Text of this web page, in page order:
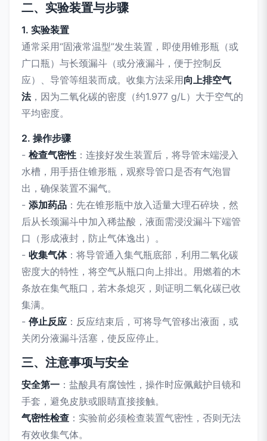
二、实验装置与步骤
1. 实验装置
通常采用“固液常温型”发生装置，即使用锥形瓶（或
广口瓶）与长颈漏斗（或分液漏斗，便于控制反
应）、导管等组装而成。收集方法采用向上排空气
法，因为二氧化碳的密度（约1.977 g/L）大于空气的
平均密度。
2. 操作步骤
- 检查气密性 ：连接好发生装置后，将导管末端浸入
水槽，用手捂住锥形瓶，观察导管口是否有气泡冒
出，确保装置不漏气。
- 添加药品 ：先在锥形瓶中放入适量大理石碎块，然
后从长颈漏斗中加入稀盐酸，液面需浸没漏斗下端管
口（形成液封，防止气体逸出）。
- 收集气体：将导管通入集气瓶底部，利用二氧化碳
密度大的特性，将空气从瓶口向上排出。用燃着的木
条放在集气瓶口，若木条熄灭，则证明二氧化碳已收
集满。
- 停止反应 ：反应结束后，可将导气管移出液面，或
关闭分液漏斗活塞，使反应停止。
三、注意事项与安全
安全第一 ：盐酸具有腐蚀性，操作时应佩戴护目镜和
手套，避免皮肤或眼睛直接接触。
气密性检查 ：实验前必须检查装置气密性，否则无法
有效收集气体。